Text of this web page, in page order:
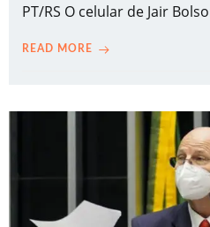
PT/RS O celular de Jair
READ MORE